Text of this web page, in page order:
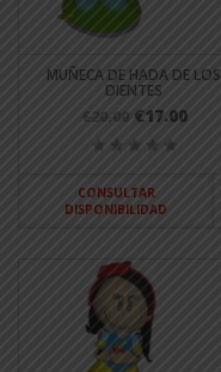
MUÑECA DE HADA DE LOS
DIENTES
€20.00 €17.00
CONSULTAR
DISPONIBILIDAD